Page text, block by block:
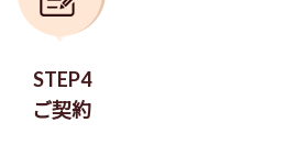
STEP4
ご契約